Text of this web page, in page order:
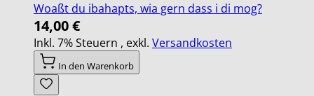
Woaßt du ibahapts, wia gern dass i di mog?
14,00 €
Inkl. 7% Steuern , exkl. Versandkosten
In den Warenkorb